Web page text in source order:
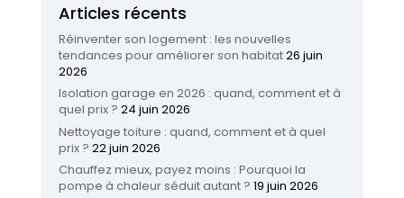
Articles récents
Réinventer son logement : les nouvelles
tendances pour améliorer son habitat26 juin
2026
Isolation garage en 2026 : quand, comment et à
quel prix ? 24 juin 2026
Nettoyage toiture : quand, comment et à quel
prix ? 22 juin 2026
Chauffez mieux, payez moins : Pourquoi la
pompe à chaleur séduit autant ? 19 juin 2026